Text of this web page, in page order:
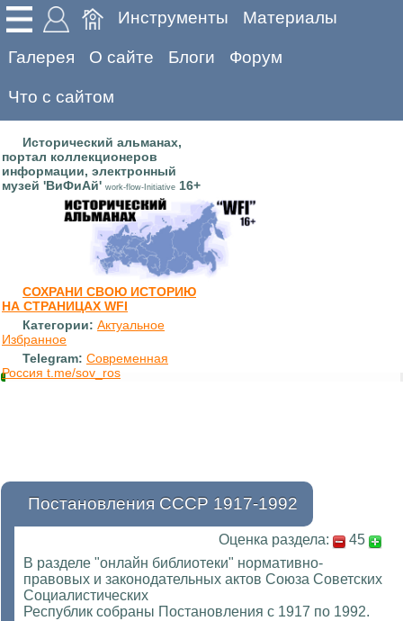
Инструменты Материалы
Галерея О сайте Блоги Форум
Что с сайтом
Исторический альманах,
портал коллекционеров
информации, электронный
музей 'ВиФиАй' work-flow-Initiative 16+
СОХРАНИ СВОЮ ИСТОРИЮ
НА СТРАНИЦАХ WFI
Категории: Актуальное
Избранное
Telegram: Современная
Россия t.me/sov_ros
Постановления СССР 1917-1992
Оценка раздела:
45
В разделе "онлайн библиотеки" нормативно-
правовых и законодательных актов Союза Советских
Социалистических
Республик собраны Постановления с 1917 по 1992.